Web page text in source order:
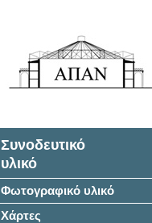
Συνοδευτικό
υλικό
Φωτογραφικό υλικό
Χάρτες